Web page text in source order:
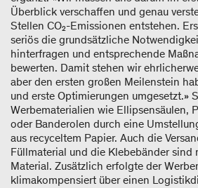
Überblick verschaffen und genau
Stellen CO₂-Emissionen entstehen.
seriös die grundsätzliche
hinterfragen und entsprechende
bewerten. Damit stehen wir
aber den ersten großen Meilenstein
und erste Optimierungen umgesetzt.»
Werbematerialien wie Ellipsensäulen,
oder Banderolen durch eine
aus recyceltem Papier. Auch die
Füllmaterial und die Klebebänder sind
Material. Zusätzlich erfolgte der
klimakompensiert über einen